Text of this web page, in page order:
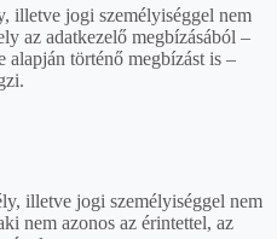
illetve jogi személyiséggel nem
az adatkezelő megbízásából –
alapján történő megbízást is –
illetve jogi személyiséggel nem
nem azonos az érintettel, az